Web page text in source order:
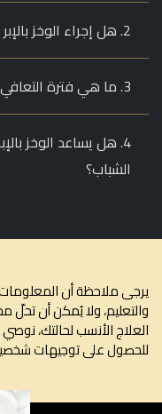
4. هل يساعد الوخز
الشباب؟
ملاحظة أن المعلومات
ولا يُمكن أن تحلّ محلّ
الأنسب لحالتك، نوصي
على توجيهات شخصية